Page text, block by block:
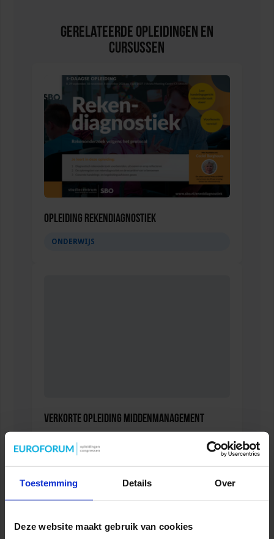
Toestemming Details Over
Deze website maakt gebruik van cookies
Gerelateerde Opleidingen en
Cursussen
Opleiding Rekendiagnostiek
ONDERWIJS
Verkorte opleiding Middenmanagement
ONDERWIJS